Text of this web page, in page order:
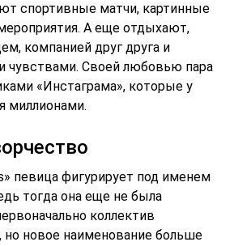
спортивные матчи, картинные
А еще отдыхают,
компанией друг друга и
чувствами. Своей любовью пара
«Инстаграма», которые у
миллионами.
певица фигурирует под именем
тогда она еще не была
коллектив
но новое наименование больше